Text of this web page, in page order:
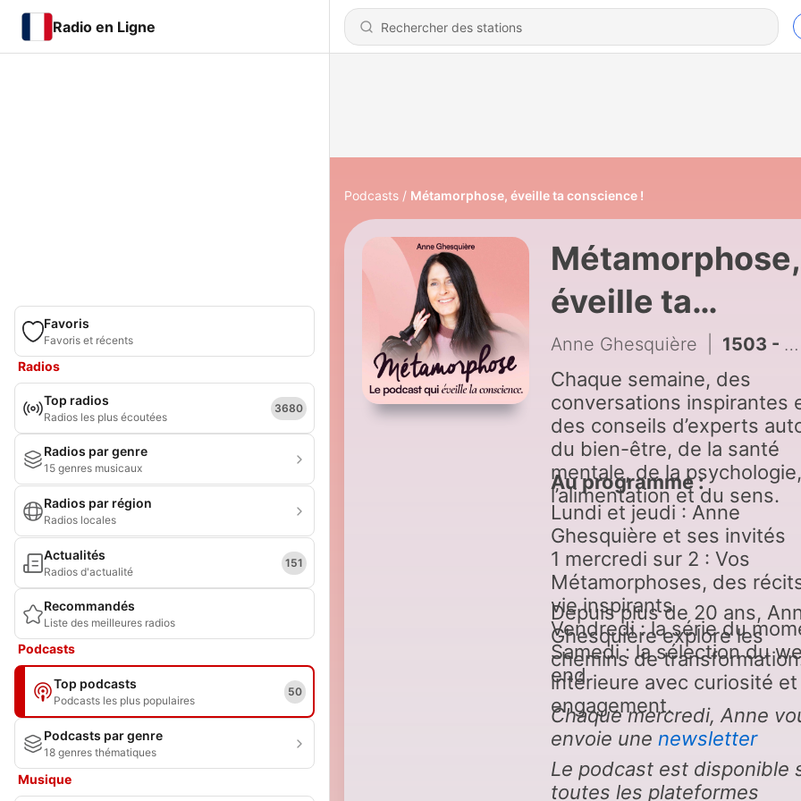
Radio en Ligne
Favoris
Favoris et récents
Radios
Top radios
Radios les plus écoutées
3680
Radios par genre
15 genres musicaux
Radios par région
Radios locales
Actualités
Radios d'actualité
151
Recommandés
Liste des meilleures radios
Podcasts
Top podcasts
Podcasts les plus populaires
50
Podcasts par genre
18 genres thématiques
Musique
Podcasts Métamorphose, éveille ta conscience !
Métamorphose,
éveille ta
conscience !
Anne Ghesquière 1503 - Hypnose : découvrir l’origine de nos schémas répétitifs avec Geoffrey Secco
Chaque semaine, des
conversations inspirantes
des conseils d’experts
du bien-être, de la santé
mentale, de la
l’alimentation et du sens.
Au programme :
Lundi et jeudi : Anne
Ghesquière et ses invités
1 mercredi sur 2 : Vos
Métamorphoses, des
vie inspirants
Vendredi : la série du
Samedi : la sélection du
end
Depuis plus de 20 ans,
Ghesquière explore les
chemins de transformation
intérieure avec curiosité et
engagement.
Chaque mercredi, Anne
envoie une newsletter
Le podcast est disponible
toutes les plateformes